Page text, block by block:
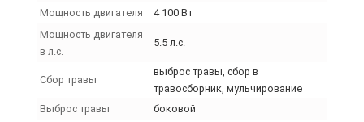
Мощность двигателя
4 100 Вт
Мощность двигателя
в л.с.
5.5 л.с.
Сбор травы
выброс травы, сбор в
травосборник, мульчирование
Выброс травы
боковой